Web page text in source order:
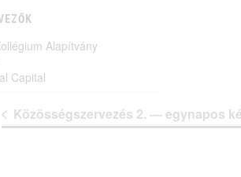
Alapítvány
Capital
Közösségszervezés 2. — egynapos